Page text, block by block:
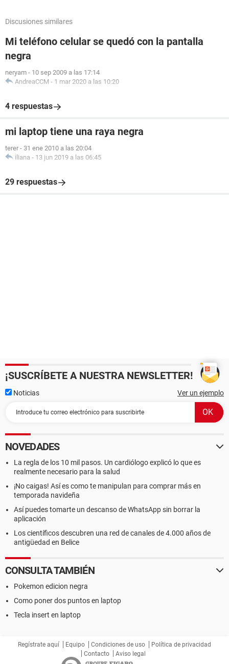
Discusiones similares
Mi teléfono celular se quedó con la pantalla
negra
neryam - 10 sep 2009 a las 17:14
AndreaCCM - 1 mar 2020 a las 10:20
4 respuestas
mi laptop tiene una raya negra
terer - 31 ene 2010 a las 20:04
iliana - 13 jun 2019 a las 06:45
29 respuestas
¡SUSCRÍBETE A NUESTRA NEWSLETTER!
Noticias Ver un ejemplo
NOVEDADES
La regla de los 10 mil pasos. Un cardiólogo explicó lo que es
realmente necesario para la salud
¡No caigas! Así es como te manipulan para comprar más en
temporada navideña
Así puedes tomarte un descanso de WhatsApp sin borrar la
aplicación
Los científicos descubren una red de canales de 4.000 años de
antigüedad en Belice
CONSULTA TAMBIÉN
Pokemon edicion negra
Como poner dos puntos en laptop
Tecla insert en laptop
Regístrate aquí Equipo Condiciones de uso
Política de privacidad
Contacto
Aviso legal